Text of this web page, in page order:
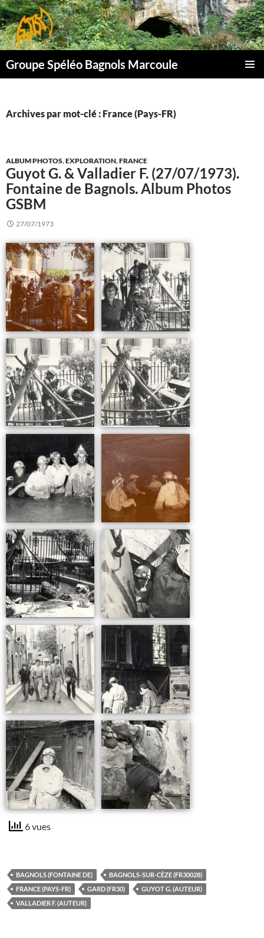
Aller
au
contenu
Groupe Spéléo Bagnols Marcoule
Archives par mot-clé : France (Pays-FR)
ALBUM PHOTOS,EXPLORATION,FRANCE
Guyot G. & Valladier F. (27/07/1973).
Fontaine de Bagnols. Album Photos
GSBM
27/07/1973
6 vues
BAGNOLS (FONTAINE DE)
BAGNOLS-SUR-CÈZE (FR30028)
FRANCE (PAYS-FR)
GARD (FR30)
GUYOT G. (AUTEUR)
VALLADIER F. (AUTEUR)